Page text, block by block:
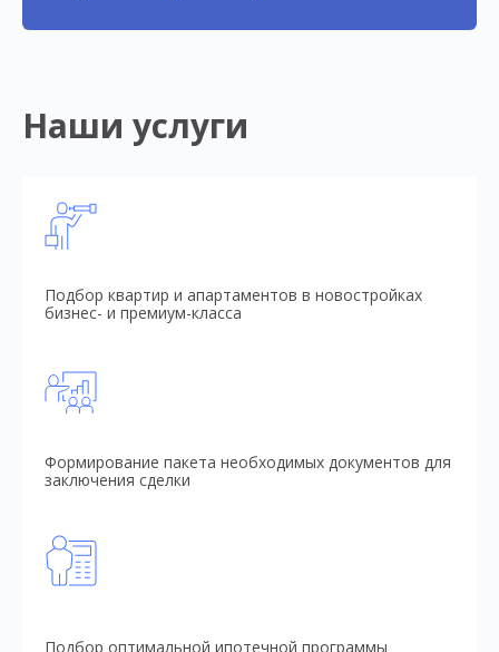
Наши услуги
Подбор квартир и апартаментов в новостройках
бизнес- и премиум-класса
Формирование пакета необходимых документов для
заключения сделки
Подбор оптимальной ипотечной программы